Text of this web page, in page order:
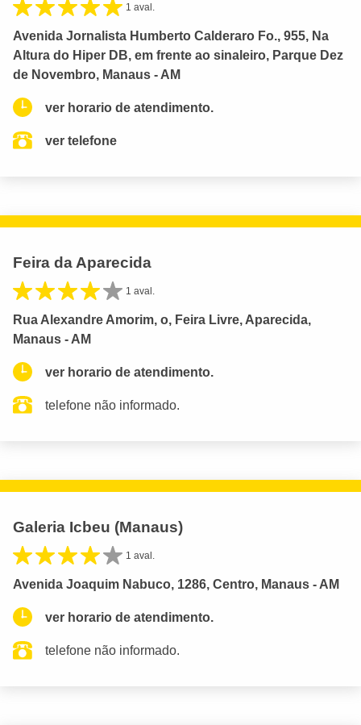
1 aval.
Avenida Jornalista Humberto Calderaro Fo., 955, Na
Altura do Hiper DB, em frente ao sinaleiro, Parque Dez
de Novembro, Manaus - AM
ver horario de atendimento.
ver telefone
Feira da Aparecida
1 aval.
Rua Alexandre Amorim, o, Feira Livre, Aparecida,
Manaus - AM
ver horario de atendimento.
telefone não informado.
Galeria Icbeu (Manaus)
1 aval.
Avenida Joaquim Nabuco, 1286, Centro, Manaus - AM
ver horario de atendimento.
telefone não informado.